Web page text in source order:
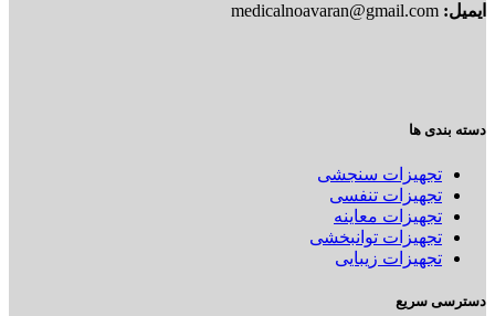
ایمیل:
دسته بندی ها
تجهیزات سنجشی
تجهیزات تنفسی
تجهیزات معاینه
تجهیزات توانبخشی
تجهیزات زیبایی
دسترسی سریع